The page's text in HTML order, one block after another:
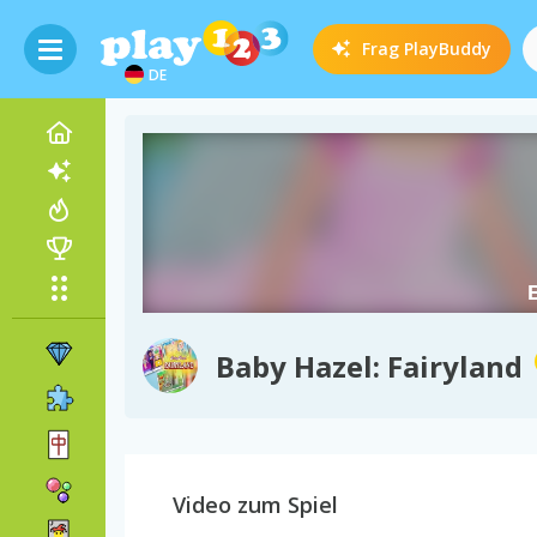
DE
Frag PlayBuddy
Baby Hazel: Fairyland
Video zum Spiel